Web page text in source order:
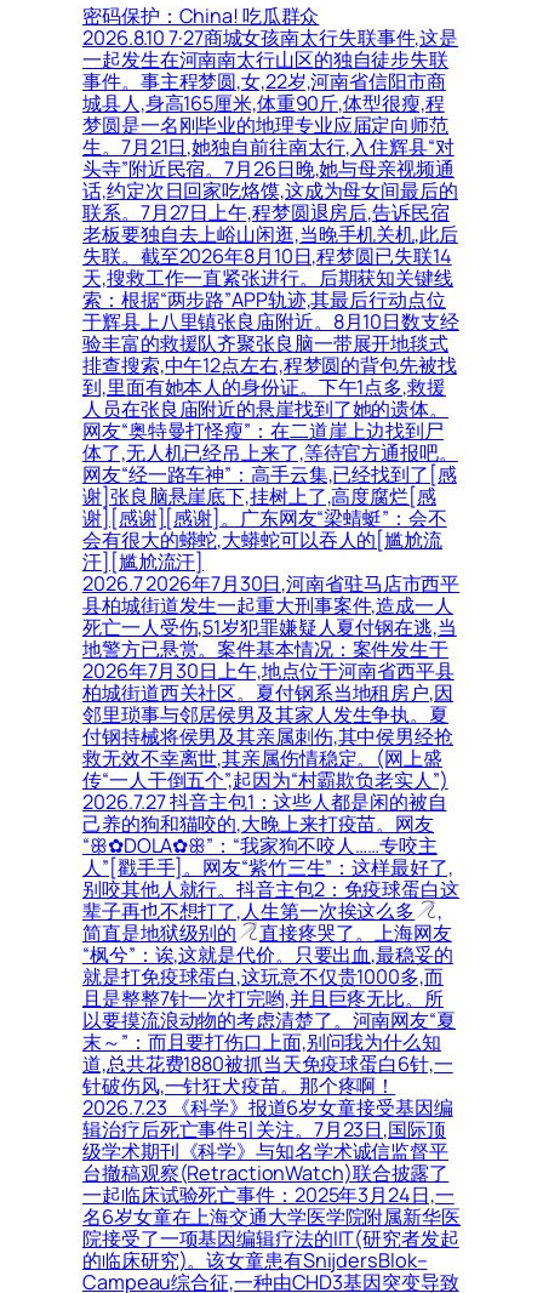
密码保护：China! 吃瓜群众
2026.8.10 7·27商城女孩南太行失联事件,这是
一起发生在河南南太行山区的独自徒步失联
事件。事主程梦圆,女,22岁,河南省信阳市商
城县人,身高165厘米,体重90斤,体型很瘦,程
梦圆是一名刚毕业的地理专业应届定向师范
生。7月21日,她独自前往南太行,入住辉县“对
头寺”附近民宿。7月26日晚,她与母亲视频通
话,约定次日回家吃烙馍,这成为母女间最后的
联系。7月27日上午,程梦圆退房后,告诉民宿
老板要独自去上峪山闲逛,当晚手机关机,此后
失联。截至2026年8月10日,程梦圆已失联14
天,搜救工作一直紧张进行。后期获知关键线
索：根据“两步路”APP轨迹,其最后行动点位
于辉县上八里镇张良庙附近。8月10日数支经
验丰富的救援队齐聚张良脑一带展开地毯式
排查搜索,中午12点左右,程梦圆的背包先被找
到,里面有她本人的身份证。下午1点多,救援
人员在张良庙附近的悬崖找到了她的遗体。
网友“奥特曼打怪瘦”：在二道崖上边找到尸
体了,无人机已经吊上来了,等待官方通报吧。
网友“经一路车神”：高手云集,已经找到了[感
谢]张良脑悬崖底下,挂树上了,高度腐烂[感
谢][感谢][感谢]。广东网友“梁蜻蜓”：会不
会有很大的蟒蛇,大蟒蛇可以吞人的[尴尬流
汗][尴尬流汗]
2026.7 2026年7月30日,河南省驻马店市西平
县柏城街道发生一起重大刑事案件,造成一人
死亡一人受伤,51岁犯罪嫌疑人夏付钢在逃,当
地警方已悬赏。案件基本情况：案件发生于
2026年7月30日上午,地点位于河南省西平县
柏城街道西关社区。夏付钢系当地租房户,因
邻里琐事与邻居侯男及其家人发生争执。夏
付钢持械将侯男及其亲属刺伤,其中侯男经抢
救无效不幸离世,其亲属伤情稳定。(网上盛
传“一人干倒五个”,起因为“村霸欺负老实人”)
2026.7.27 抖音主包1：这些人都是闲的被自
己养的狗和猫咬的,大晚上来打疫苗。网友
“ꕥ✿DOLA✿ꕥ”：“我家狗不咬人……专咬主
人”[戳手手]。网友“紫竹三生”：这样最好了,
别咬其他人就行。抖音主包2：免疫球蛋白这
辈子再也不想打了,人生第一次挨这么多
,
简直是地狱级别的
直接疼哭了。上海网友
“枫兮”：诶,这就是代价。只要出血,最稳妥的
就是打免疫球蛋白,这玩意不仅贵1000多,而
且是整整7针一次打完哟,并且巨疼无比。所
以要摸流浪动物的考虑清楚了。河南网友“夏
末～”：而且要打伤口上面,别问我为什么知
道,总共花费1880被抓当天免疫球蛋白6针,一
针破伤风,一针狂犬疫苗。那个疼啊！
2026.7.23 《科学》报道6岁女童接受基因编
辑治疗后死亡事件引关注。7月23日,国际顶
级学术期刊《科学》与知名学术诚信监督平
台撤稿观察(RetractionWatch)联合披露了
一起临床试验死亡事件：2025年3月24日,一
名6岁女童在上海交通大学医学院附属新华医
院接受了一项基因编辑疗法的IIT(研究者发起
的临床研究)。该女童患有SnijdersBlok–
Campeau综合征,一种由CHD3基因突变导致